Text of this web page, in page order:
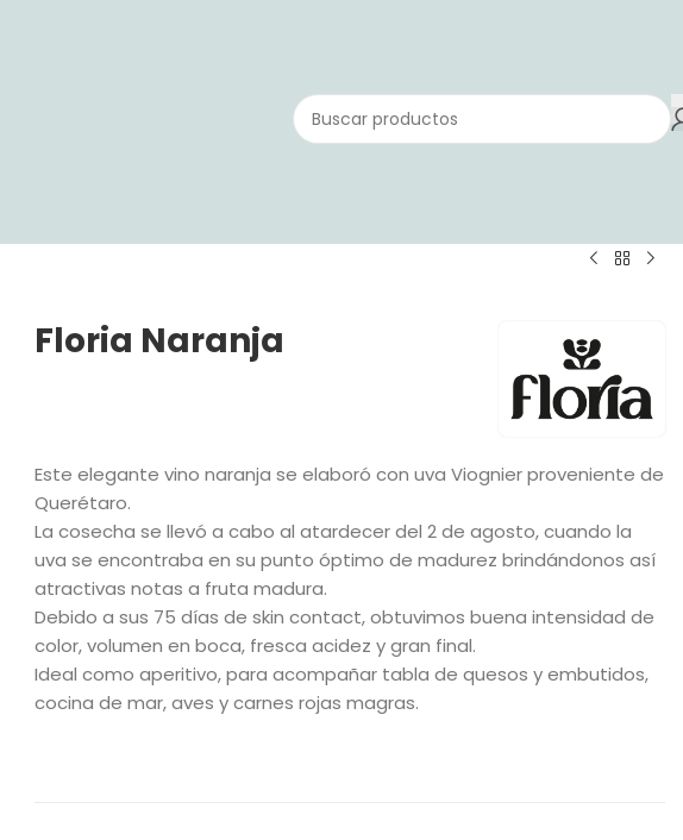
Floria Naranja
Este elegante vino naranja se elaboró con uva Viognier proveniente de
Querétaro.
La cosecha se llevó a cabo al atardecer del 2 de agosto, cuando la
uva se encontraba en su punto óptimo de madurez brindándonos así
atractivas notas a fruta madura.
Debido a sus 75 días de skin contact, obtuvimos buena intensidad de
color, volumen en boca, fresca acidez y gran final.
Ideal como aperitivo, para acompañar tabla de quesos y embutidos,
cocina de mar, aves y carnes rojas magras.